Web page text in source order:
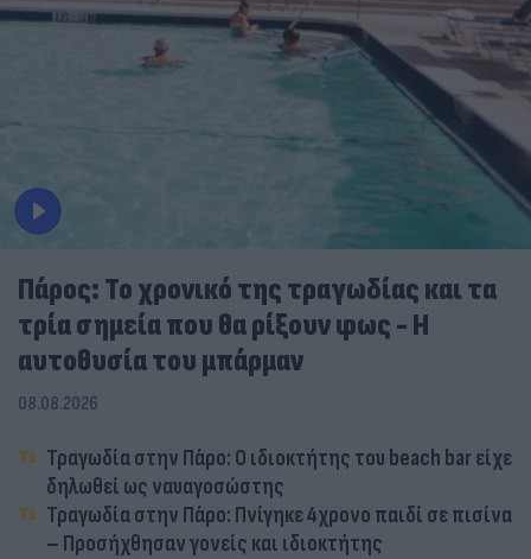
Πάρος: Το χρονικό της τραγωδίας και τα
τρία σημεία που θα ρίξουν φως - Η
αυτοθυσία του μπάρμαν
08.08.2026
Τραγωδία στην Πάρο: Ο ιδιοκτήτης του beach bar είχε
δηλωθεί ως ναυαγοσώστης
Τραγωδία στην Πάρο: Πνίγηκε 4χρονο παιδί σε πισίνα
– Προσήχθησαν γονείς και ιδιοκτήτης